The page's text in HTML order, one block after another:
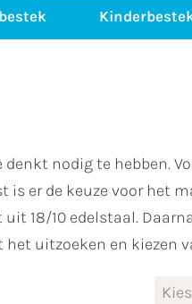
nodig te hebben.
er de keuze voor het
18/10 edelstaal.
uitzoeken en kiezen